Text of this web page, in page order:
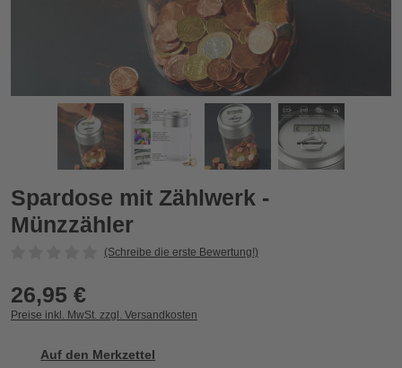
Spardose mit Zählwerk - Münzzähler
Zurück
Spardose mit Zählwerk -
Münzzähler
(Schreibe die erste Bewertung!)
26,95 €
Preise inkl. MwSt. zzgl. Versandkosten
Auf den Merkzettel